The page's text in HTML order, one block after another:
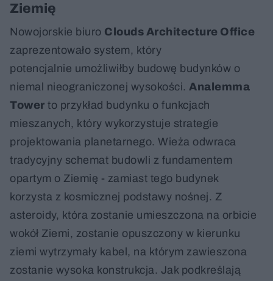
Ziemię
Nowojorskie biuro Clouds Architecture Office
zaprezentowało system, który
potencjalnie umożliwiłby budowę budynków o
niemal nieograniczonej wysokości. Analemma
Tower to przykład budynku o funkcjach
mieszanych, który wykorzystuje strategie
projektowania planetarnego. Wieża odwraca
tradycyjny schemat budowli z fundamentem
opartym o Ziemię - zamiast tego budynek
korzysta z kosmicznej podstawy nośnej. Z
asteroidy, która zostanie umieszczona na orbicie
wokół Ziemi, zostanie opuszczony w kierunku
ziemi wytrzymały kabel, na którym zawieszona
zostanie wysoka konstrukcja. Jak podkreślają